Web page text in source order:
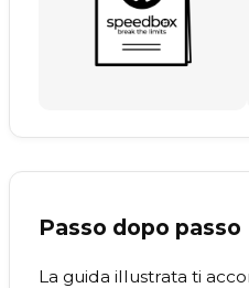
Passo dopo passo
La guida illustrata ti